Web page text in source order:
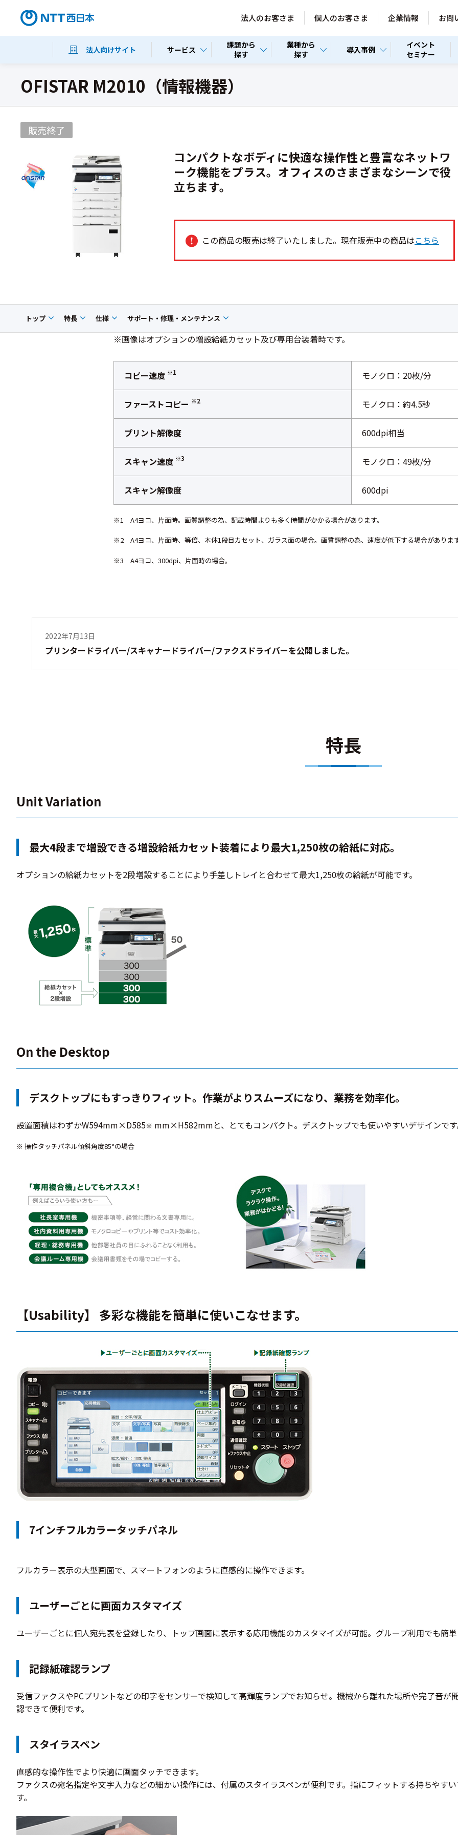
法人のお客さま 個人のお客さま 企業情報 お問
法人向けサイト サービス
課題から
探す
業種から
探す
導入事例
イベント
セミナー
OFISTAR M2010（情報機器）
販売終了
コンパクトなボディに快適な操作性と豊富なネットワ
ーク機能をプラス。オフィスのさまざまなシーンで役
立ちます。
この商品の販売は終了いたしました。現在販売中の商品はこちら
トップ 特長 仕様 サポート・修理・メンテナンス
※画像はオプションの増設給紙カセット及び専用台装着時です。
コピー速度 ※1 モノクロ：20枚/分
ファーストコピー ※2 モノクロ：約4.5秒
プリント解像度 600dpi相当
スキャン速度 ※3 モノクロ：49枚/分
スキャン解像度 600dpi
※1 A4ヨコ、片面時。画質調整の為、記載時間よりも多く時間がかかる場合があります。
※2 A4ヨコ、片面時、等倍、本体1段目カセット、ガラス面の場合。画質調整の為、速度が低下する場合がありま
※3 A4ヨコ、300dpi、片面時の場合。
2022年7月13日
プリンタードライバー/スキャナードライバー/ファクスドライバーを公開しました。
特長
Unit Variation
最大4段まで増設できる増設給紙カセット装着により最大1,250枚の給紙に対応。
オプションの給紙カセットを2段増設することにより手差しトレイと合わせて最大1,250枚の給紙が可能です。
On the Desktop
デスクトップにもすっきりフィット。作業がよりスムーズになり、業務を効率化。
設置面積はわずかW594mm×D585※ mm×H582mmと、とてもコンパクト。デスクトップでも使いやすいデザインで
※ 操作タッチパネル傾斜角度85°の場合
【Usability】 多彩な機能を簡単に使いこなせます。
7インチフルカラータッチパネル
フルカラー表示の大型画面で、スマートフォンのように直感的に操作できます。
ユーザーごとに画面カスタマイズ
ユーザーごとに個人宛先表を登録したり、トップ画面に表示する応用機能のカスタマイズが可能。グループ利用でも簡
記録紙確認ランプ
受信ファクスやPCプリントなどの印字をセンサーで検知して高輝度ランプでお知らせ。機械から離れた場所や完了音
認できて便利です。
スタイラスペン
直感的な操作性でより快適に画面タッチできます。
ファクスの宛名指定や文字入力などの細かい操作には、付属のスタイラスペンが便利です。指にフィットする持ちやす
す。